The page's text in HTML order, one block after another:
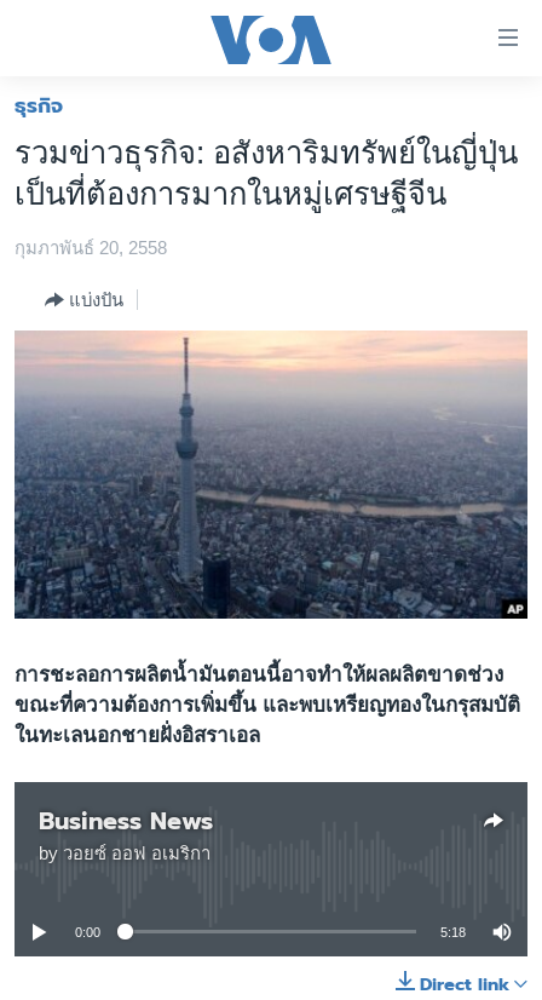
ต่อ
ไป
เนื้อหา
ข้าม
หลัก
ข้าม
ไป
การ
ค้นหา
หน้าหลัก
โลก
เอเชีย
สหรัฐฯ
ไทย
ธุรกิจ
วิทยาศาสตร์
สังคมและสุขภาพ
ไลฟ์สไตล์
ตรวจสอบข่าว
เรียนรู้ภาษาอังกฤษ
พอดคาสต์
ติดตามเรา
เลือกภาษา
ธุรกิจ
รวมข่าวธุรกิจ: อสังหาริมทรัพย์ในญี่ปุ่น
เป็นที่ต้องการมากในหมู่เศรษฐีจีน
กุมภาพันธ์ 20, 2558
แบ่งปัน
การชะลอการผลิตน้ำมันตอนนี้อาจทำให้ผลผลิตขาดช่วง
ขณะที่ความต้องการเพิ่มขึ้น และพบเหรียญทองในกรุสมบัติ
ในทะเลนอกชายฝั่งอิสราเอล
Business News
by วอยซ์ ออฟ อเมริกา
No media source currently available
0:00 5:18
Direct link